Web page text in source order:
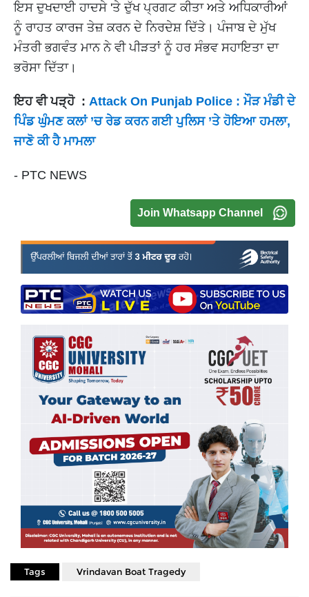
ਇਸ ਦੁਖਦਾਈ ਹਾਦਸੇ 'ਤੇ ਦੁੱਖ ਪ੍ਰਗਟ ਕੀਤਾ ਅਤੇ ਅਧਿਕਾਰੀਆਂ
ਨੂੰ ਰਾਹਤ ਕਾਰਜ ਤੇਜ਼ ਕਰਨ ਦੇ ਨਿਰਦੇਸ਼ ਦਿੱਤੇ। ਪੰਜਾਬ ਦੇ ਮੁੱਖ
ਮੰਤਰੀ ਭਗਵੰਤ ਮਾਨ ਨੇ ਵੀ ਪੀੜਤਾਂ ਨੂੰ ਹਰ ਸੰਭਵ ਸਹਾਇਤਾ ਦਾ
ਭਰੋਸਾ ਦਿੱਤਾ।
ਇਹ ਵੀ ਪੜ੍ਹੋ : Attack On Punjab Police : ਮੌੜ ਮੰਡੀ ਦੇ
ਪਿੰਡ ਘੁੰਮਣ ਕਲਾਂ ’ਚ ਰੇਡ ਕਰਨ ਗਈ ਪੁਲਿਸ ’ਤੇ ਹੋਇਆ ਹਮਲਾ,
ਜਾਣੋ ਕੀ ਹੈ ਮਾਮਲਾ
- PTC NEWS
Join Whatsapp Channel
Tags Vrindavan Boat Tragedy